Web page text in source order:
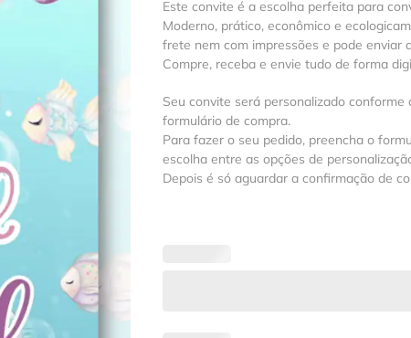
Este convite é a escolha perfeita para
Moderno, prático, econômico e
frete nem com impressões e pode enviar
Compre, receba e envie tudo de forma
Seu convite será personalizado
formulário de compra.
Para fazer o seu pedido, preencha o
escolha entre as opções de
Depois é só aguardar a confirmação de